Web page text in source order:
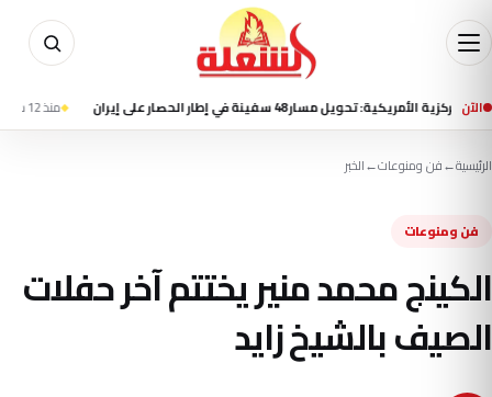
الآن
تحويل مسار 48 سفينة في إطار الحصار على إيران منذ 12 ساعة هيئة
الرئيسية←فن ومنوعات←الخبر
فن ومنوعات
الكينج محمد منير يختتم آخر حفلات
الصيف بالشيخ زايد